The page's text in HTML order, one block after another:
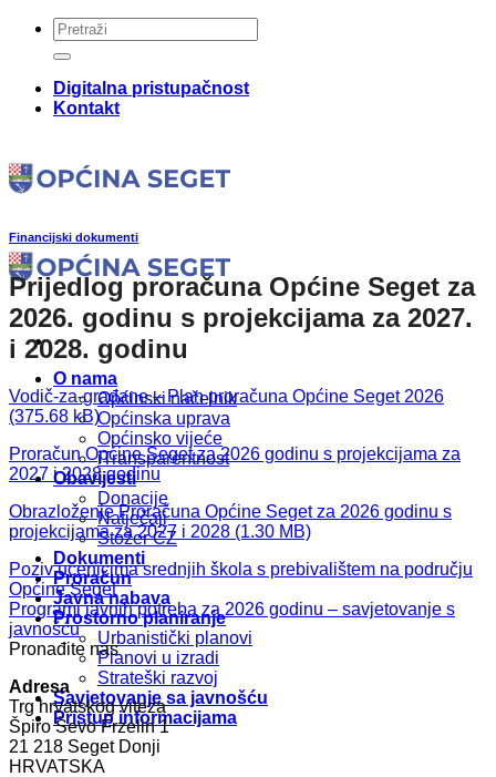
Skip
content
Digitalna pristupačnost
Kontakt
O nama
Općinski načelnik
Općinska uprava
Općinsko vijeće
iTransparentnost
Obavijesti
Donacije
Natječaji
Stožer CZ
Dokumenti
Proračun
Javna nabava
Prostorno planiranje
Urbanistički planovi
Planovi u izradi
Strateški razvoj
Savjetovanje sa javnošću
Pristup informacijama
Financijski dokumenti
Prijedlog proračuna Općine Seget za
2026. godinu s projekcijama za 2027.
i 2028. godinu
Vodič-za-građane – Plan proračuna Općine Seget 2026
Proračun Općine Seget za 2026 godinu s projekcijama za
2027 i 2028 godinu
Obrazloženje Proračuna Općine Seget za 2026 godinu s
projekcijama za 2027 i 2028
Poziv učenicima srednjih škola s prebivalištem na području
Općine Seget
Programi javnih potreba za 2026 godinu – savjetovanje s
javnošću
Pronađite nas
Adresa
Trg hrvatskog viteza
Špiro Ševo Frzelin 1
21 218 Seget Donji
HRVATSKA